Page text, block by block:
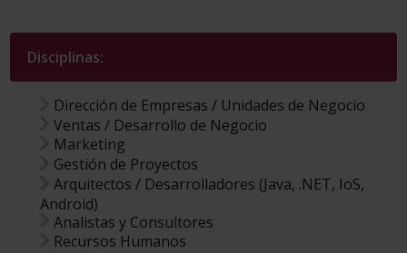
Disciplinas:
Dirección de Empresas / Unidades de Negocio
Ventas / Desarrollo de Negocio
Marketing
Gestión de Proyectos
Arquitectos / Desarrolladores (Java, .NET, IoS,
Android)
Analistas y Consultores
Recursos Humanos